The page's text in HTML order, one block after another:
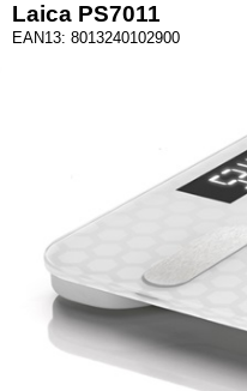
Laica PS7011
EAN13: 8013240102900